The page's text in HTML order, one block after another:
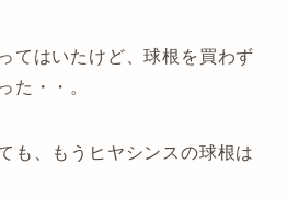
てはいたけど、球根を買わず
た・・。
も、もうヒヤシンスの球根は